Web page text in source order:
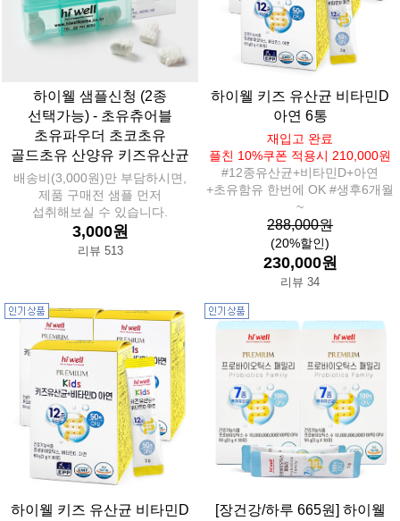
하이웰 샘플신청 (2종
선택가능) - 초유츄어블
초유파우더 초코초유
골드초유 산양유 키즈유산균
배송비(3,000원)만 부담하시면,
제품 구매전 샘플 먼저
섭취해보실 수 있습니다.
3,000원
리뷰 513
하이웰 키즈 유산균 비타민D
아연 6통
재입고 완료
플친 10%쿠폰 적용시 210,000원
#12종유산균+비타민D+아연
+초유함유 한번에 OK #생후6개월
~
288,000원
(20%할인)
230,000원
리뷰 34
하이웰 키즈 유산균 비타민D
[장건강/하루 665원] 하이웰